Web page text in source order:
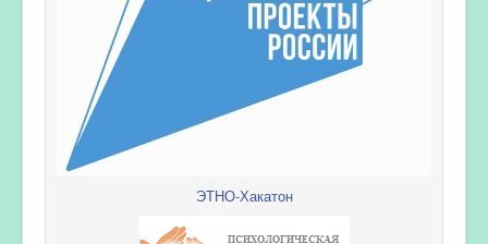
ЭТНО-Хакатон